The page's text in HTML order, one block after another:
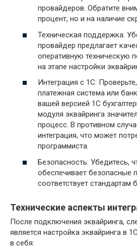
провайдеров. Обратите
процент, но и на наличие
Техническая поддержка:
провайдер предлагает
оперативную техническую
на этапе настройки
Интеграция с 1С:
платежная система или
вашей версией 1С
модуля эквайринга
процесс. В противном
интеграция, что может
программиста.
Безопасность: Убедитесь,
обеспечивает безопасные
соответствует стандартам
Технические аспекты
После подключения эквайринга,
является настройка эквайринга в
в себя: